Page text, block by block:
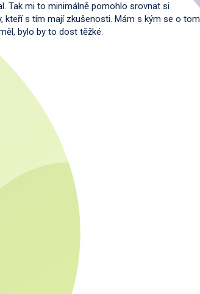
Tak mi to minimálně pomohlo srovnat si
kteří s tím mají zkušenosti. Mám s kým se o tom
bylo by to dost těžké.